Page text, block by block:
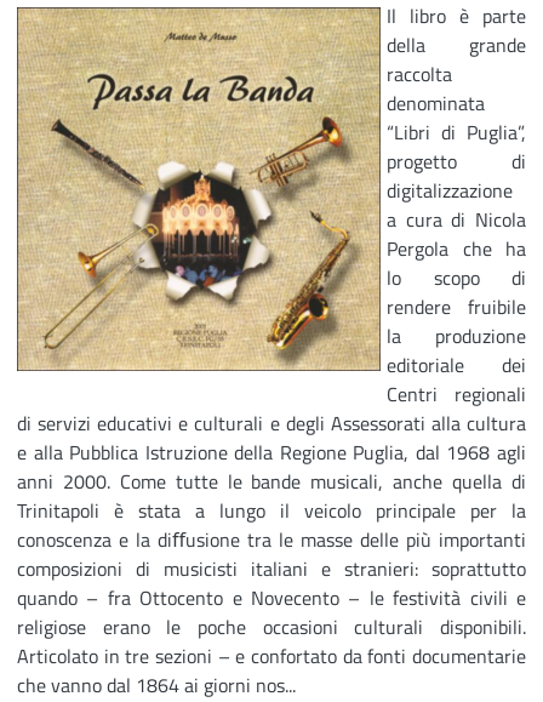
Il libro è parte
della grande
raccolta
denominata
“Libri di Puglia”,
progetto di
digitalizzazione
a cura di Nicola
Pergola che ha
lo scopo di
rendere fruibile
la produzione
editoriale dei
Centri regionali
di servizi educativi e culturali e degli Assessorati alla cultura
e alla Pubblica Istruzione della Regione Puglia, dal 1968 agli
anni 2000. Come tutte le bande musicali, anche quella di
Trinitapoli è stata a lungo il veicolo principale per la
conoscenza e la diﬀusione tra le masse delle più importanti
composizioni di musicisti italiani e stranieri: soprattutto
quando – fra Ottocento e Novecento – le festività civili e
religiose erano le poche occasioni culturali disponibili.
Articolato in tre sezioni – e confortato da fonti documentarie
che vanno dal 1864 ai giorni nos...